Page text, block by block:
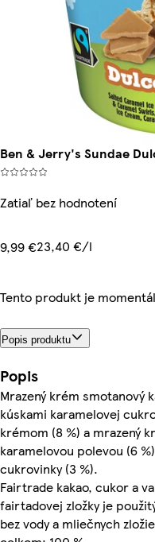
Ben & Jerry's Sundae
Zatiaľ bez hodnotení
9,99 €23,40 €/l
Tento produkt je
Popis produktu
Popis
Mrazený krém smotanový
kúskami karamelovej
krémom (8 %) a mrazený
karamelovou polevou (6
cukrovinky (3 %).
Fairtrade kakao, cukor a
fairtadovej zložky je
bez vody a mliečnych